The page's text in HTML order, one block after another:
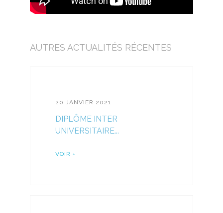
AUTRES ACTUALITÉS RÉCENTES
20 JANVIER 2021
DIPLÔME INTER
UNIVERSITAIRE...
VOIR +